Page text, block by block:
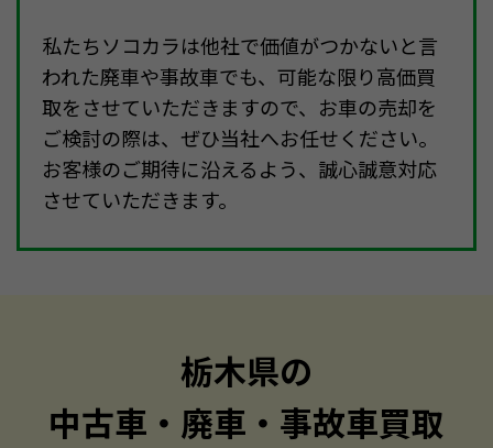
私たちソコカラは他社で価値がつかないと言
われた廃車や事故車でも、可能な限り高価買
取をさせていただきますので、お車の売却を
ご検討の際は、ぜひ当社へお任せください。
お客様のご期待に沿えるよう、誠心誠意対応
させていただきます。
栃木県の
中古車・廃車・事故車買取